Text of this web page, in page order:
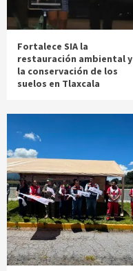
Fortalece SIA la
restauración ambiental y
la conservación de los
suelos en Tlaxcala